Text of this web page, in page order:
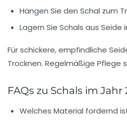
Hängen Sie den Schal zum
Lagern Sie Schals aus
Für schickere, empfindliche
Trocknen. Regelmäßige Pflege
FAQs zu Schals im Jahr
Welches Material fordernd